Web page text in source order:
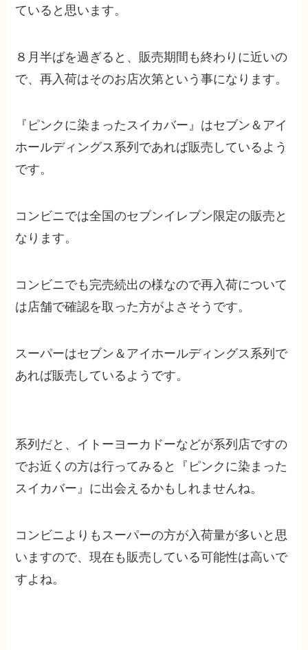
ていると思います。
８月半ばを過ぎると、販売期間も終わりに近いの
で、再入荷はそのお店次第という事になります。
『ピンクに染まったスイカバー』はセブン＆アイ
ホールディングス系列であれば販売しているよう
です。
コンビニでは全国のセブンイレブン限定の販売 と
なります。
コンビニでも完売続出の様なので再入荷について
は店舗で確認を取った方がよさそうです。
スーパーはセブン＆アイホールディングス系列 で
あれば販売しているようです。
系列だと、 イトーヨーカドーなどが系列店ですの
でお近くの方は行ってみると『ピンクに染まった
スイカバー』に出会えるかもしれませんね。
コンビニよりもスーパーの方が 入荷量が多いと思
いますので、現在も販売している可能性は高いで
すよね。